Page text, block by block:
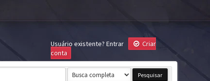
Usuário existente? Entrar
Criar
conta